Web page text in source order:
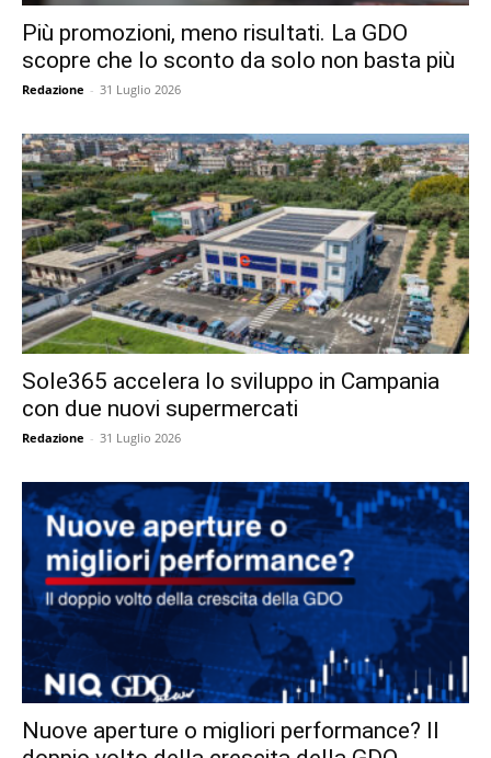
Più promozioni, meno risultati. La GDO
scopre che lo sconto da solo non basta più
Redazione - 31 Luglio 2026
Sole365 accelera lo sviluppo in Campania
con due nuovi supermercati
Redazione - 31 Luglio 2026
Nuove aperture o migliori performance? Il